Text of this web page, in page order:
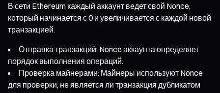
В сети Ethereum каждый аккаунт ведет свой Nonce,
который начинается с 0 и увеличивается с каждой новой
транзакцией.
Отправка транзакций: Nonce аккаунта определяет
порядок выполнения операций.
Проверка майнерами: Майнеры используют Nonce
для проверки, не является ли транзакция дубликатом